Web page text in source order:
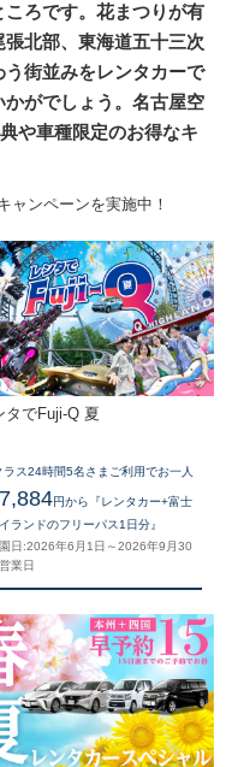
ろです。花まつりが有
北部、東海道五十三次
街並みをレンタカーで
がでしょう。名古屋空
や車種限定のお得なキ
ャンペーンを実施中！
タでFuji-Q 夏
ラス24時間5名さまご利用でお一人
7,884円から『レンタカー+富士
ランドのフリーパス1日分』
日:2026年6月1日～2026年9月30
業日